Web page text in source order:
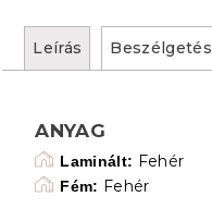
Leírás Beszélgetés
ANYAG
Laminált: Fehér
Fém: Fehér